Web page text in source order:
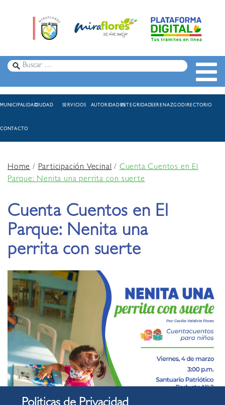
MUNICIPALIDADCIUDAD SERVICIOS AUTORIDADESINTEGRIDADSERENAZGODIRECTORIO
CONTACTO
Home/Participación Vecinal/Cuenta Cuentos en El
Parque: Nenita una perrita con suerte
Cuenta Cuentos en El
Parque: Nenita una
perrita con suerte